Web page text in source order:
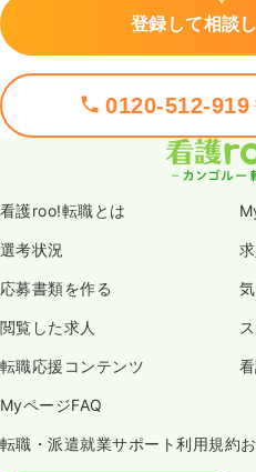
登録して相談
0120-512-919
看護roo!転職とは
選考状況
応募書類を作る
閲覧した求人
転職応援コンテンツ
MyページFAQ
転職・派遣就業サポート利用規約